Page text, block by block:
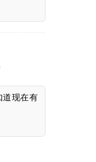
道现在有